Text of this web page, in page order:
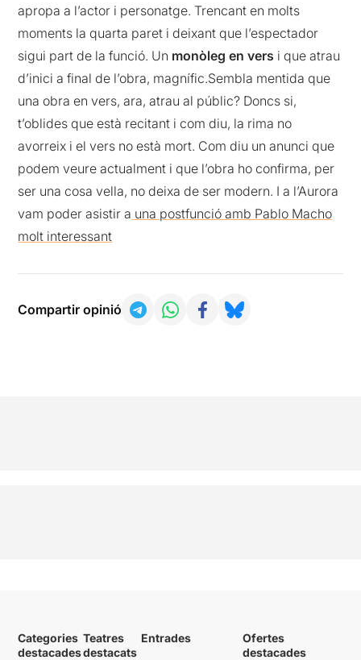
apropa a l’actor i personatge. Trencant en molts
moments la quarta paret i deixant que l’espectador
sigui part de la funció. Un monòleg en vers i que atrau
d’inici a final de l’obra, magnífic.Sembla mentida que
una obra en vers, ara, atrau al públic? Doncs si,
t’oblides que està recitant i com diu, la rima no
avorreix i el vers no està mort. Com diu un anunci que
podem veure actualment i que l’obra ho confirma, per
ser una cosa vella, no deixa de ser modern. I a l’Aurora
vam poder asistir a una postfunció amb Pablo Macho
molt interessant
Compartir opinió
Categories
destacades
Teatres
destacats
Entrades
Ofertes
destacades